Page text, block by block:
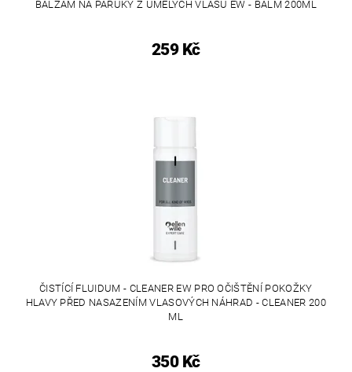
BALZÁM NA PARUKY Z UMĚLÝCH VLASŮ EW - BALM 200ML
259 Kč
ČISTÍCÍ FLUIDUM - CLEANER EW PRO OČIŠTĚNÍ POKOŽKY
HLAVY PŘED NASAZENÍM VLASOVÝCH NÁHRAD - CLEANER 200
ML
350 Kč